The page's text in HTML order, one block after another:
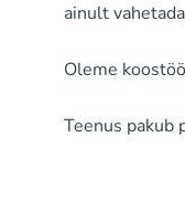
ainult
Oleme
Teenus pakub